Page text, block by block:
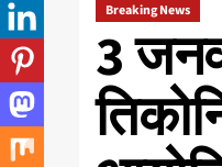
Breaking News
3